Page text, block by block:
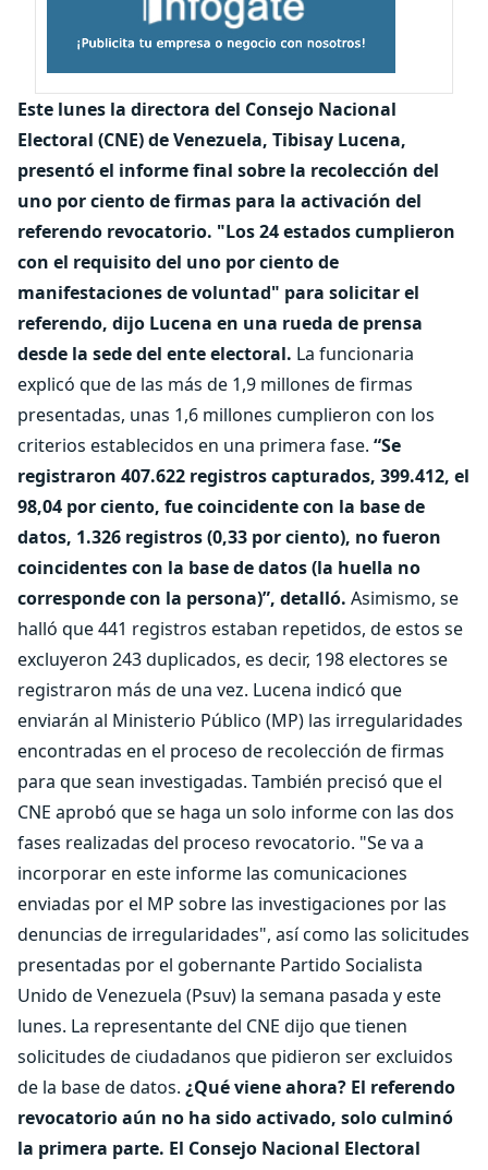
Este lunes la directora del Consejo Nacional
Electoral (CNE) de Venezuela, Tibisay Lucena,
presentó el informe final sobre la recolección del
uno por ciento de firmas para la activación del
referendo revocatorio. "Los 24 estados cumplieron
con el requisito del uno por ciento de
manifestaciones de voluntad" para solicitar el
referendo, dijo Lucena en una rueda de prensa
desde la sede del ente electoral. La funcionaria
explicó que de las más de 1,9 millones de firmas
presentadas, unas 1,6 millones cumplieron con los
criterios establecidos en una primera fase. “Se
registraron 407.622 registros capturados, 399.412, el
98,04 por ciento, fue coincidente con la base de
datos, 1.326 registros (0,33 por ciento), no fueron
coincidentes con la base de datos (la huella no
corresponde con la persona)”, detalló. Asimismo, se
halló que 441 registros estaban repetidos, de estos se
excluyeron 243 duplicados, es decir, 198 electores se
registraron más de una vez. Lucena indicó que
enviarán al Ministerio Público (MP) las irregularidades
encontradas en el proceso de recolección de firmas
para que sean investigadas. También precisó que el
CNE aprobó que se haga un solo informe con las dos
fases realizadas del proceso revocatorio. "Se va a
incorporar en este informe las comunicaciones
enviadas por el MP sobre las investigaciones por las
denuncias de irregularidades", así como las solicitudes
presentadas por el gobernante Partido Socialista
Unido de Venezuela (Psuv) la semana pasada y este
lunes. La representante del CNE dijo que tienen
solicitudes de ciudadanos que pidieron ser excluidos
de la base de datos. ¿Qué viene ahora? El referendo
revocatorio aún no ha sido activado, solo culminó
la primera parte. El Consejo Nacional Electoral